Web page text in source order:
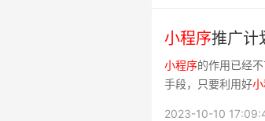
小程序推广计
小程序的作用已经
手段，只要利用好小
2023-10-10